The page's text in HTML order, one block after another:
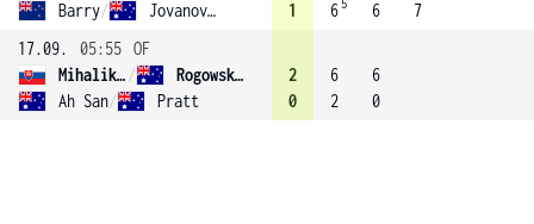
Barry/ Jovanovic
1
6 5
6
7
17.09.
05:55 OF
Mihalikova /
Rogowska (3)
Ah San/ Pratt
2
0
6
2
6
0